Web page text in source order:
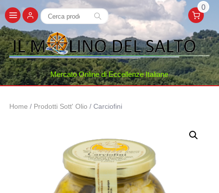
Cerca: Cerca
0
Mercato Online di Eccellenze Italiane
Home / Prodotti Sott' Olio / Carciofini